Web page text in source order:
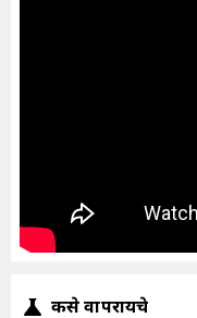
कसे वापरायचे